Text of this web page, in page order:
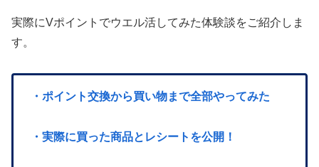
実際にVポイントでウエル活してみた体験談をご紹介しま
す。
・ポイント交換から買い物まで全部やってみた
・実際に買った商品とレシートを公開！